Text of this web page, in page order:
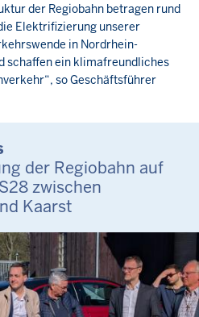
der Regiobahn betragen rund
Elektrifizierung unserer
in Nordrhein-
schaffen ein klimafreundliches
so Geschäftsführer
der Regiobahn auf
zwischen
Kaarst